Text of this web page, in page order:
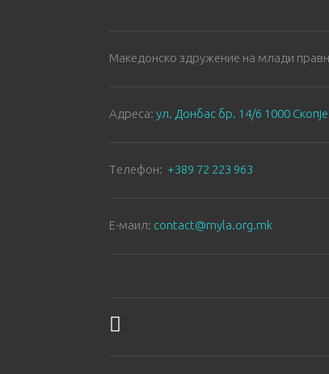
Македонско здружение на млади
Aдреса: ул. Донбас бр. 14/6 1000 Скопје
Tелефон: +389 72 223 963
E-маил: contact@myla.org.mk